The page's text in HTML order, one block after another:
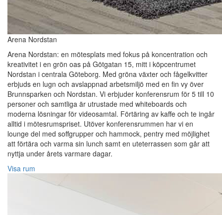
Arena Nordstan
Arena Nordstan: en mötesplats med fokus på koncentration och
kreativitet i en grön oas på Götgatan 15, mitt i köpcentrumet
Nordstan i centrala Göteborg. Med gröna växter och fågelkvitter
erbjuds en lugn och avslappnad arbetsmiljö med en fin vy över
Brunnsparken och Nordstan. Vi erbjuder konferensrum för 5 till 10
personer och samtliga är utrustade med whiteboards och
moderna lösningar för videosamtal. Förtäring av kaffe och te ingår
alltid i mötesrumspriset. Utöver konferensrummen har vi en
lounge del med soffgrupper och hammock, pentry med möjlighet
att förtära och varma sin lunch samt en uteterrassen som går att
nyttja under årets varmare dagar.
Visa rum